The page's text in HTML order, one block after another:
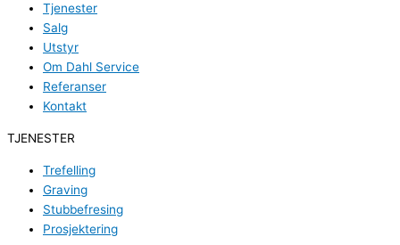
Tjenester
Salg
Utstyr
Om Dahl Service
Referanser
Kontakt
TJENESTER
Trefelling
Graving
Stubbefresing
Prosjektering